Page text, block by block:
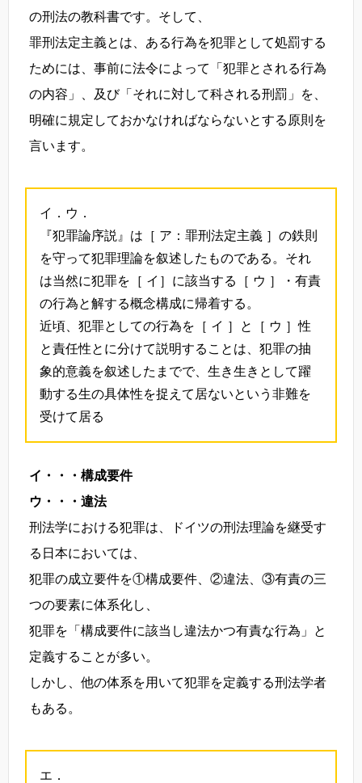
の刑法の教科書です。そして、
罪刑法定主義とは、ある行為を犯罪として処罰する
ためには、事前に法令によって「犯罪とされる行為
の内容」、及び「それに対して科される刑罰」を、
明確に規定しておかなければならないとする原則を
言います。
イ．ウ．
『犯罪論序説』は［ ア：罪刑法定主義 ］の鉄則
を守って犯罪理論を叙述したものである。それ
は当然に犯罪を［ イ］に該当する［ ウ ］・有責
の行為と解する概念構成に帰着する。
近頃、犯罪としての行為を［ イ ］と［ ウ ］性
と責任性とに分けて説明することは、犯罪の抽
象的意義を叙述したまでで、生き生きとして躍
動する生の具体性を捉えて居ないという非難を
受けて居る
イ・・・構成要件
ウ・・・違法
刑法学における犯罪は、ドイツの刑法理論を継受す
る日本においては、
犯罪の成立要件を①構成要件、②違法、③有責の三
つの要素に体系化し、
犯罪を「構成要件に該当し違法かつ有責な行為」と
定義することが多い。
しかし、他の体系を用いて犯罪を定義する刑法学者
もある。
エ．